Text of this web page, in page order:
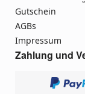
Gutschein
AGBs
Impressum
Zahlung und